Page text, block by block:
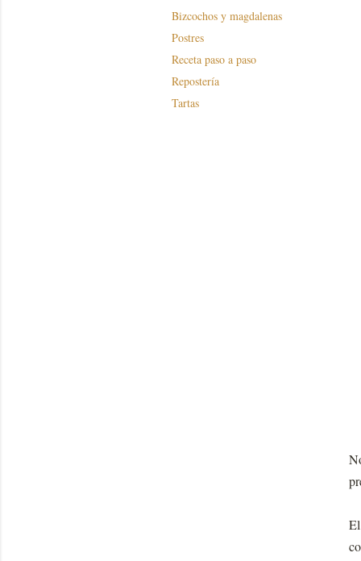
Bizcochos y magdalenas
Postres
Receta paso a paso
Repostería
Tartas